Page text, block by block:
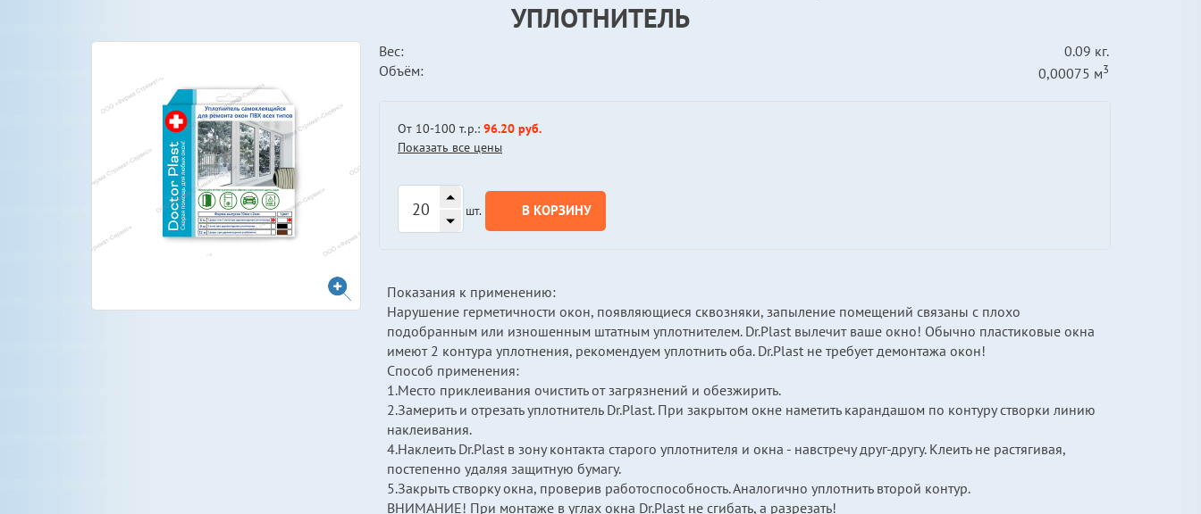
УПЛОТНИТЕЛЬ
Вес:
0.09 кг.
Объём:
0,00075 м3
От 10-100 т.р.: 96.20 руб.
Показать все цены
шт. В КОРЗИНУ
Показания к применению:
Нарушение герметичности окон, появляющиеся сквозняки, запыление помещений связаны с плохо
подобранным или изношенным штатным уплотнителем. Dr.Plast вылечит ваше окно! Обычно пластиковые окна
имеют 2 контура уплотнения, рекомендуем уплотнить оба. Dr.Plast не требует демонтажа окон!
Способ применения:
1.Место приклеивания очистить от загрязнений и обезжирить.
2.Замерить и отрезать уплотнитель Dr.Plast. При закрытом окне наметить карандашом по контуру створки линию
наклеивания.
4.Наклеить Dr.Plast в зону контакта старого уплотнителя и окна - навстречу друг-другу. Клеить не растягивая,
постепенно удаляя защитную бумагу.
5.Закрыть створку окна, проверив работоспособность. Аналогично уплотнить второй контур.
ВНИМАНИЕ! При монтаже в углах окна Dr.Plast не сгибать, а разрезать!